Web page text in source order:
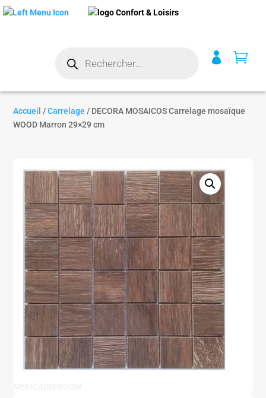
produits
 
Accueil /Carrelage / DECORA MOSAICOS Carrelage mosaïque
WOOD Marron 29×29 cm